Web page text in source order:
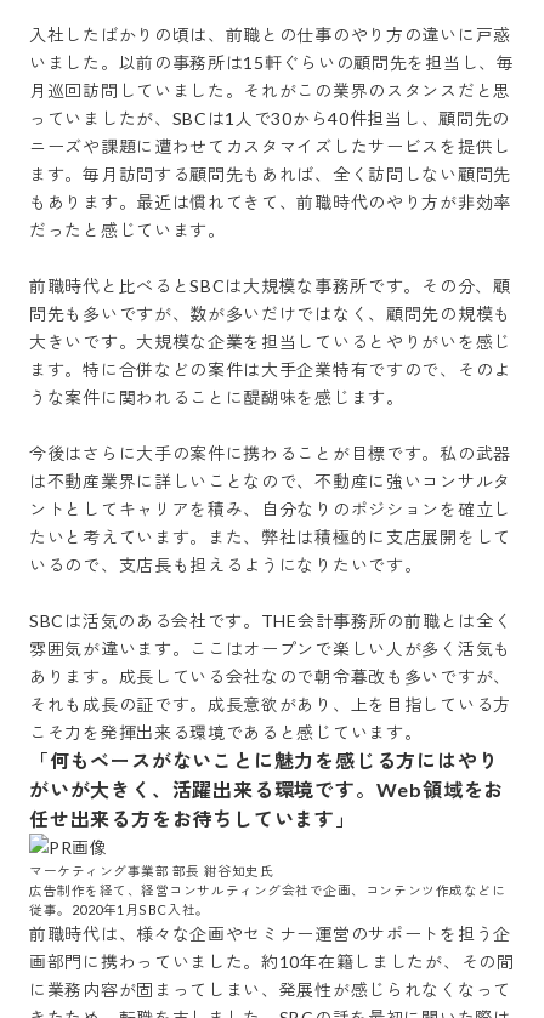
入社したばかりの頃は、前職との仕事のやり方の違いに戸惑
いました。以前の事務所は15軒ぐらいの顧問先を担当し、毎
月巡回訪問していました。それがこの業界のスタンスだと思
っていましたが、SBCは1人で30から40件担当し、顧問先の
ニーズや課題に遭わせてカスタマイズしたサービスを提供し
ます。毎月訪問する顧問先もあれば、全く訪問しない顧問先
もあります。最近は慣れてきて、前職時代のやり方が非効率
だったと感じています。
前職時代と比べるとSBCは大規模な事務所です。その分、顧
問先も多いですが、数が多いだけではなく、顧問先の規模も
大きいです。大規模な企業を担当しているとやりがいを感じ
ます。特に合併などの案件は大手企業特有ですので、そのよ
うな案件に関われることに醍醐味を感じます。
今後はさらに大手の案件に携わることが目標です。私の武器
は不動産業界に詳しいことなので、不動産に強いコンサルタ
ントとしてキャリアを積み、自分なりのポジションを確立し
たいと考えています。また、弊社は積極的に支店展開をして
いるので、支店長も担えるようになりたいです。
SBCは活気のある会社です。THE会計事務所の前職とは全く
雰囲気が違います。ここはオープンで楽しい人が多く活気も
あります。成長している会社なので朝令暮改も多いですが、
それも成長の証です。成長意欲があり、上を目指している方
こそ力を発揮出来る環境であると感じています。
「何もベースがないことに魅力を感じる方にはやり
がいが大きく、活躍出来る環境です。Web領域をお
任せ出来る方をお待ちしています」
マーケティング事業部 部長 紺谷知史氏
広告制作を経て、経営コンサルティング会社で企画、コンテンツ作成などに
従事。2020年1月SBC入社。
前職時代は、様々な企画やセミナー運営のサポートを担う企
画部門に携わっていました。約10年在籍しましたが、その間
に業務内容が固まってしまい、発展性が感じられなくなって